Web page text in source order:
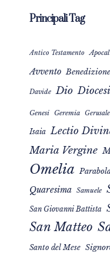
Principali Tag
Antico Testamento
Avvento Benedizione
Davide Dio
Genesi Geremia
Isaia Lectio
Maria Vergine
Omelia
Quaresima Samuele
San Giovanni Battista
San Matteo
Santo del Mese